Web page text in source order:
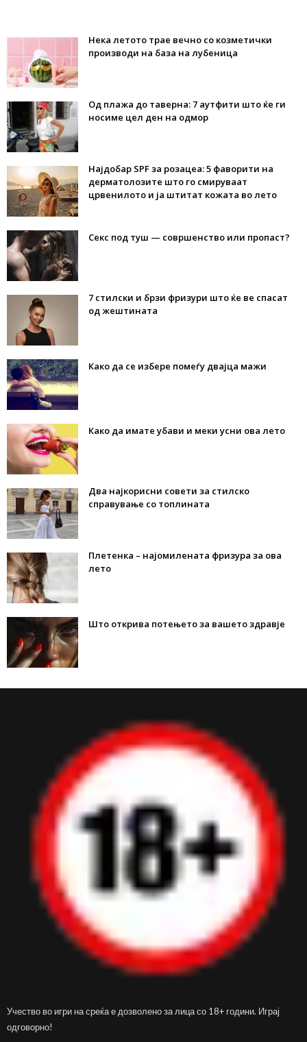
Нека летото трае вечно со козметички
производи на база на лубеница
Од плажа до таверна: 7 аутфити што ќе ги
носиме цел ден на одмор
Најдобар SPF за розацеа: 5 фаворити на
дерматолозите што го смируваат
црвенилото и ја штитат кожата во лето
Секс под туш — совршенство или пропаст?
7 стилски и брзи фризури што ќе ве спасат
од жештината
Како да се избере помеѓу двајца мажи
Како да имате убави и меки усни ова лето
Два најкорисни совети за стилско
справување со топлината
Плетенка – најомилената фризура за ова
лето
Што открива потењето за вашето здравје
Учество во игри на среќа е дозволено за лица со 18+ години. Играј
одговорно!